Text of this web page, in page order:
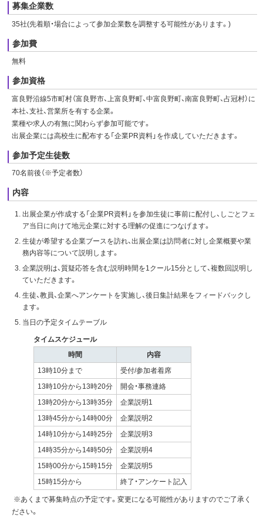
募集企業数
35社(先着順・場合によって参加企業数を調整する可能性があります。)
参加費
無料
参加資格
富良野沿線5市町村（富良野市、上富良野町、中富良野町、南富良野町、占冠村）に
本社、支社、営業所を有する企業。
業種や求人の有無に関わらず参加可能です。
出展企業には高校生に配布する「企業PR資料」を作成していただきます。
参加予定生徒数
70名前後（※予定者数）
内容
出展企業が作成する「企業PR資料」を参加生徒に事前に配付し、しごとフェ
ア当日に向けて地元企業に対する理解の促進につなげます。
生徒が希望する企業ブースを訪れ、出展企業は訪問者に対し企業概要や業
務内容等について説明します。
企業説明は、質疑応答を含む説明時間を1クール15分として、複数回説明し
ていただきます。
生徒、教員、企業へアンケートを実施し、後日集計結果をフィードバックし
ます。
当日の予定タイムテーブル
タイムスケジュール
時間
内容
13時10分まで
受付/参加者着席
13時10分から13時20分
開会・事務連絡
13時20分から13時35分
企業説明1
13時45分から14時00分
企業説明2
14時10分から14時25分
企業説明3
14時35分から14時50分
企業説明4
15時00分から15時15分
企業説明5
15時15分から
終了・アンケート記入
※あくまで募集時点の予定です。変更になる可能性がありますのでご了承く
ださい。